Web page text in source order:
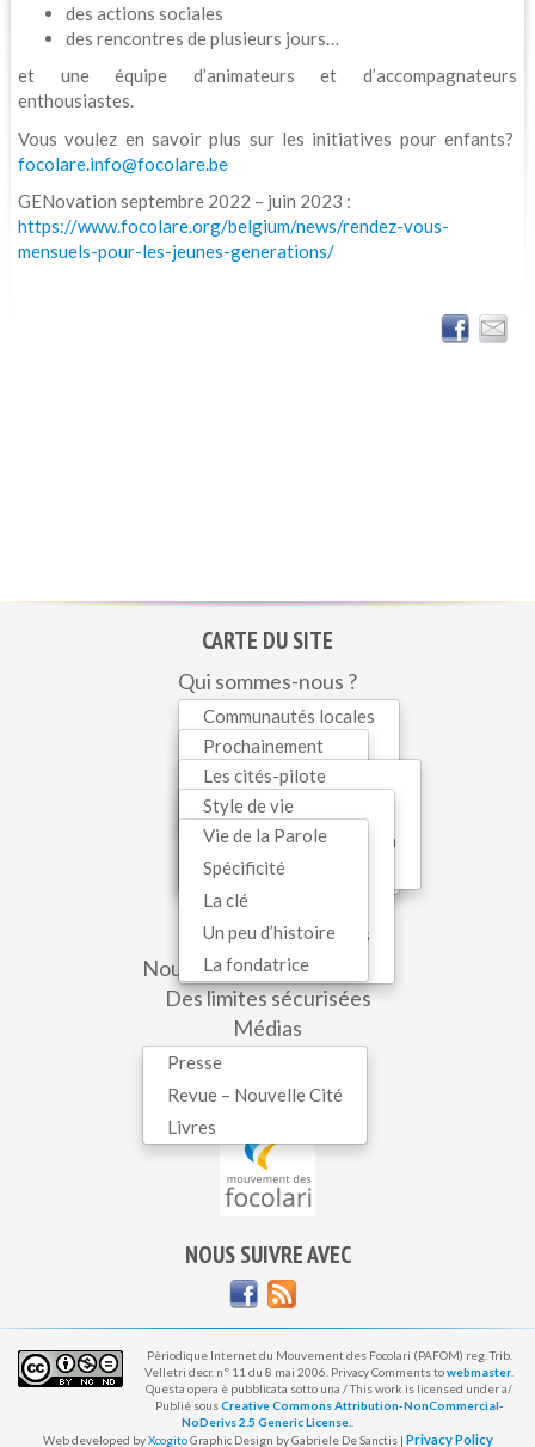
des actions sociales
des rencontres de plusieurs jours…
et une équipe d’animateurs et d’accompagnateurs
enthousiastes.
Vous voulez en savoir plus sur les initiatives pour enfants?
focolare.info@focolare.be
GENovation septembre 2022 – juin 2023 :
https://www.focolare.org/belgium/news/rendez-vous-
mensuels-pour-les-jeunes-generations/
CARTE DU SITE
Qui sommes-nous ?
Communautés locales
Parole de Vie
Familles
Enfants
Ados
Jeunes
Initiatives
Prochainement
En cours
Récent
Mariapolis Vita
Les cités-pilote
En Belgique
Economie de communion
Mariapolis
Dialogue
Style de vie
Interreligieux
Oecuménisme
Eglise-communion
Questions sociétales
Sophia
Spiritualité
Vie de la Parole
Spécificité
La clé
Un peu d’histoire
La fondatrice
SERVICES WEB
Contact
Newsletter
Nouvelles du monde entier
Des limites sécurisées
Médias
Presse
Revue – Nouvelle Cité
Livres
Dans le monde entier
NOUS SUIVRE AVEC
Pèriodique Internet du Mouvement des Focolari (PAFOM) reg. Trib.
Velletri decr. n° 11 du 8 mai 2006. Privacy Comments towebmaster
Questa opera è pubblicata sotto una / This work is licensed under a/
Publié sousCreative Commons Attribution-NonCommercial-
NoDerivs 2.5 Generic License.
Web developed byXcogitoGraphic Design by Gabriele De Sanctis | Privacy Policy